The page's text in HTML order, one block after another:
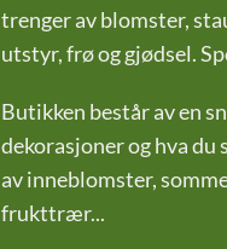
trenger av blomster,
utstyr, frø og gjødsel.
Butikken består av en
dekorasjoner og hva
av inneblomster,
frukttrær...